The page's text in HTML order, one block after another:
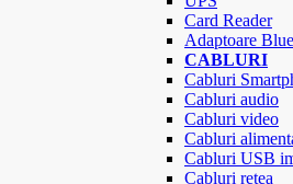
Card Reader
Adaptoare
CABLURI
Cabluri
Cabluri audio
Cabluri video
Cabluri
Cabluri USB
Cabluri retea